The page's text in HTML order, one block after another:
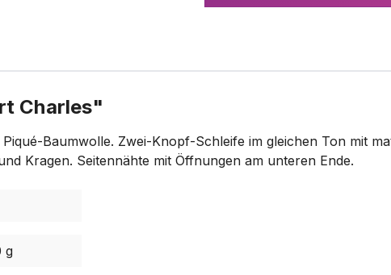
Charles"
Baumwolle. Zwei-Knopf-Schleife im gleichen Ton mit
Kragen. Seitennähte mit Öffnungen am unteren Ende.
g